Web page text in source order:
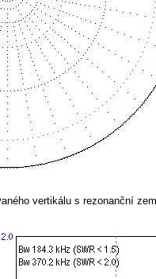
vertikálu s rezonanční